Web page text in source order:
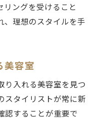
リングを受けること
、理想のスタイルを手
美容室
り入れる美容室を見つ
スタイリストが常に新
認することが重要で